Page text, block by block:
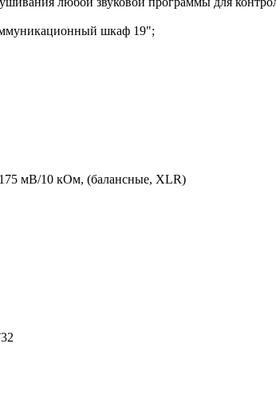
шкаф 19";
мВ/10 кОм, (балансные, XLR)